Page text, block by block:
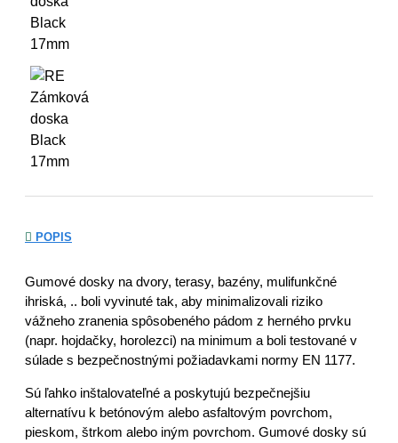
POPIS
Gumové dosky na dvory, terasy, bazény, mulifunkčné
ihriská, .. boli vyvinuté tak, aby minimalizovali riziko
vážneho zranenia spôsobeného pádom z herného prvku
(napr. hojdačky, horolezci) na minimum a boli testované v
súlade s bezpečnostnými požiadavkami normy EN 1177.
Sú ľahko inštalovateľné a poskytujú bezpečnejšiu
alternatívu k betónovým alebo asfaltovým povrchom,
pieskom, štrkom alebo iným povrchom. Gumové dosky sú